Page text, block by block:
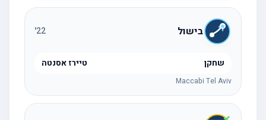
בישול 22
'
שחקן טיירז אסנטה
Maccabi Tel Aviv